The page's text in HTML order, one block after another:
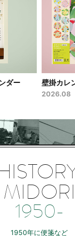
ダー 壁掛カレ
2026.08
MIDORI
1950-
1950年に便箋など